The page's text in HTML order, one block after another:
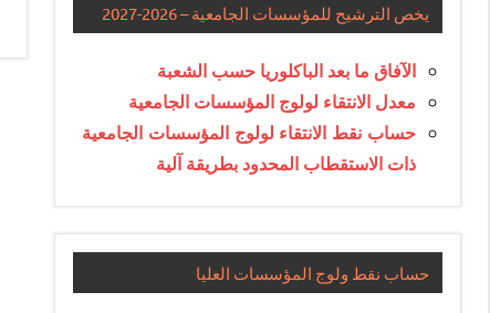
يخص الترشيح للمؤسسات الجامعية – 2026-2027
الآفاق ما بعد الباكلوريا حسب الشعبة
معدل الانتقاء لولوج المؤسسات الجامعية
حساب نقط الانتقاء لولوج المؤسسات الجامعية
ذات الاستقطاب المحدود بطريقة آلية
حساب نقط ولوج المؤسسات العليا